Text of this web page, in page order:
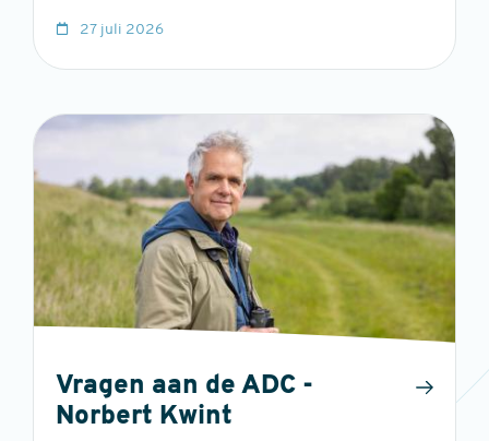
27 juli 2026
Vragen aan de ADC -
Norbert Kwint